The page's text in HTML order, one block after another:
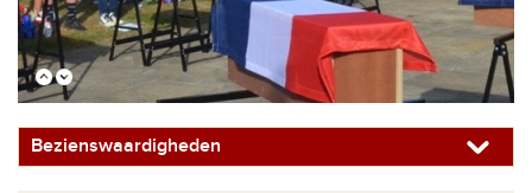
Bezienswaardigheden